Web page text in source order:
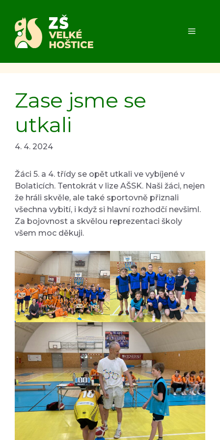
obsah
MENU
Zase jsme se
utkali
4. 4. 2024
Žáci 5. a 4. třídy se opět utkali ve vybíjené v
Bolaticích. Tentokrát v lize AŠSK. Naši žáci, nejen
že hráli skvěle, ale také sportovně přiznali
všechna vybití, i když si hlavní rozhodčí nevšiml.
Za bojovnost a skvělou reprezentaci školy
všem moc děkuji.